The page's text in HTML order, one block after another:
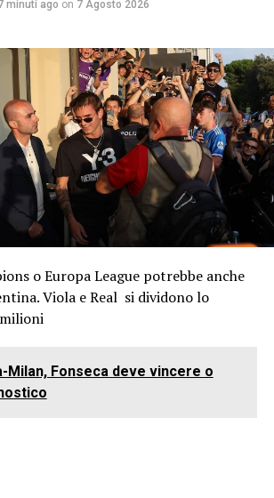
minuti ago on 7 Agosto 2026
o Europa League potrebbe anche
Viola e Real si dividono lo
Milan, Fonseca deve vincere o